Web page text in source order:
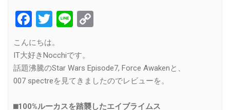
Facebook
Twitter
Line
こんにちは。
IT大好きNocchiです。
話題沸騰のStar Wars Episode7, Force Awakenと、
007 spectreを見てきましたのでレビューを。
⬛︎100%ルーカスを踏襲したエイブライムス